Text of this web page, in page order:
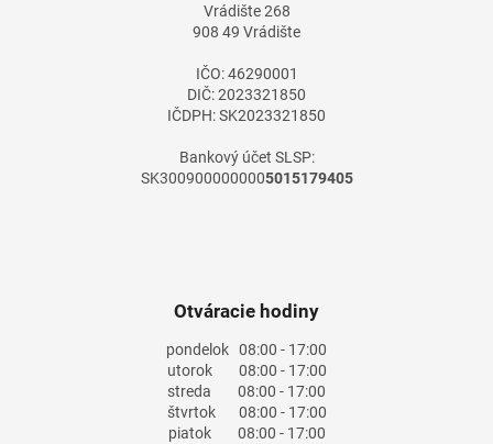
Vrádište 268
908 49 Vrádište
IČO: 46290001
DIČ: 2023321850
IČDPH: SK2023321850
Bankový účet SLSP:
SK3009000000005015179405
Otváracie hodiny
pondelok 08:00 - 17:00
utorok08:00 - 17:00
streda 08:00 - 17:00
štvrtok08:00 - 17:00
piatok08:00 - 17:00